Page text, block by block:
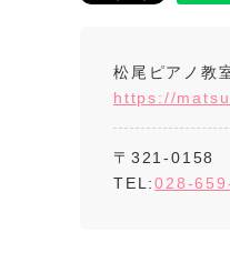
松尾ピアノ教
https://
〒321-0158
TEL:028-